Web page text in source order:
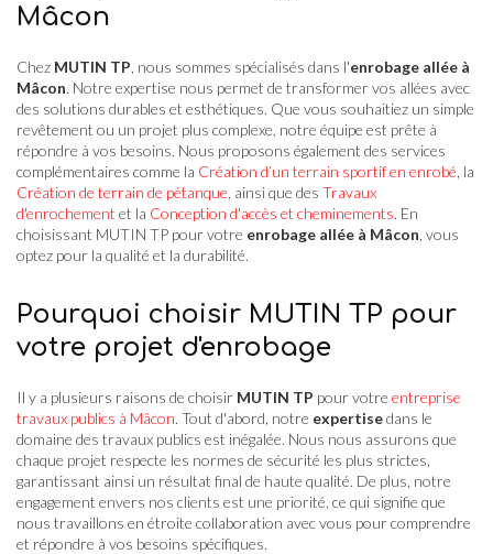
Mâcon
Chez MUTIN TP , nous sommes spécialisés dans l'enrobage allée à
Mâcon. Notre expertise nous permet de transformer vos allées avec
des solutions durables et esthétiques. Que vous souhaitiez un simple
revêtement ou un projet plus complexe, notre équipe est prête à
répondre à vos besoins. Nous proposons également des services
complémentaires comme la Création d’un terrain sportif en enrobé , la
Création de terrain de pétanque , ainsi que des Travaux
d'enrochement et la Conception d'accès et cheminements. En
choisissant MUTIN TP pour votre enrobage allée à Mâcon , vous
optez pour la qualité et la durabilité.
Pourquoi choisir MUTIN TP pour
votre projet d'enrobage
Il y a plusieurs raisons de choisir MUTIN TP pour votre entreprise
travaux publics à Mâcon. Tout d'abord, notre expertisedans le
domaine des travaux publics est inégalée. Nous nous assurons que
chaque projet respecte les normes de sécurité les plus strictes,
garantissant ainsi un résultat final de haute qualité. De plus, notre
engagement envers nos clients est une priorité, ce qui signifie que
nous travaillons en étroite collaboration avec vous pour comprendre
et répondre à vos besoins spécifiques.